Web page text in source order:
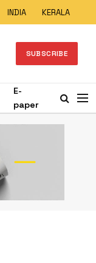
INDIA KERALA
SUBSCRIBE
E-
paper